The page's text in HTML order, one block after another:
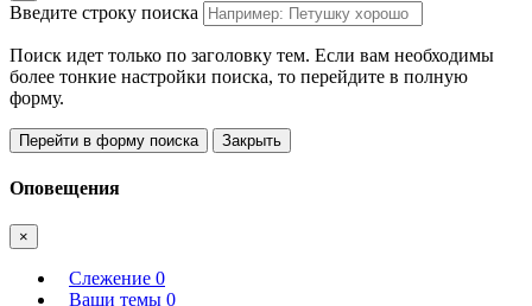
Введите строку поиска
Поиск идет только по заголовку тем. Если вам необходимы
более тонкие настройки поиска, то перейдите в полную
форму.
Перейти в форму поиска Закрыть
Оповещения
×
Слежение 0
Ваши темы 0